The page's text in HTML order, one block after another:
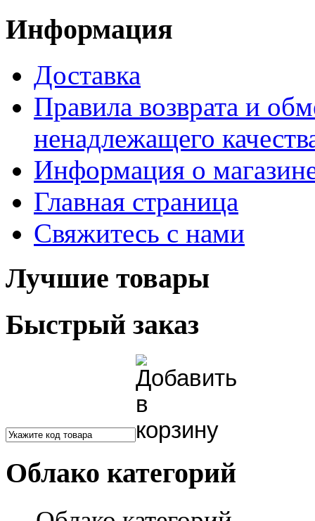
Информация
Доставка
Правила возврата и
ненадлежащего
Информация о
Главная страница
Свяжитесь с нами
Лучшие товары
Быстрый заказ
Облако категорий